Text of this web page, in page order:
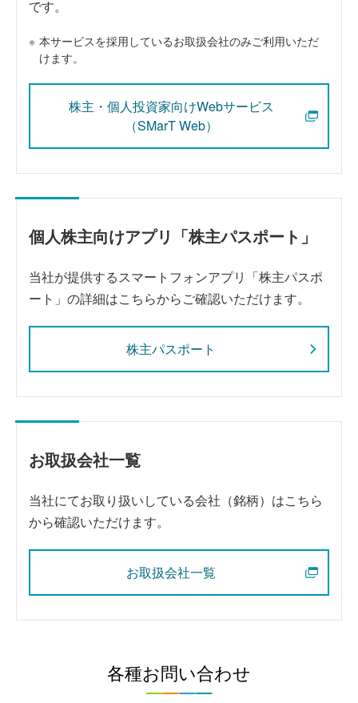
です。
※ 本サービスを採用しているお取扱会社のみご利用いただ
けます。
株主・個人投資家向けWebサービス
（SMarT Web）
個人株主向けアプリ「株主パスポート」​
当社が提供するスマートフォンアプリ「株主パスポ
ート」の詳細はこちらからご確認いただけます。​
株主パスポート
お取扱会社一覧
当社にてお取り扱いしている会社（銘柄）はこちら
から確認いただけます。
お取扱会社一覧
各種お問い合わせ